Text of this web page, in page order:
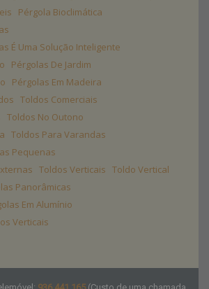
Pérgola Bioclimática
É Uma Solução Inteligente
Pérgolas De Jardim
Pérgolas Em Madeira
Toldos Comerciais
Toldos No Outono
Toldos Para Varandas
Pequenas
Toldos Verticais Toldo Vertical
Panorâmicas
Em Alumínio
Verticais